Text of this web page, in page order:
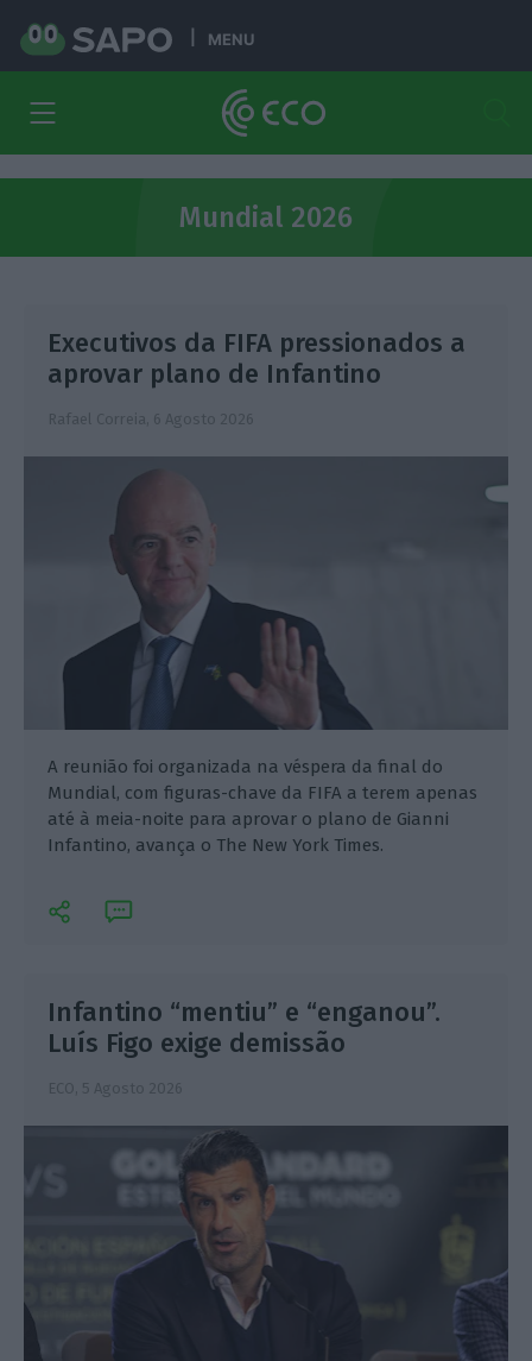
MENU
Mundial 2026
Executivos da FIFA pressionados a
aprovar plano de Infantino
Rafael Correia, 6 Agosto 2026
A reunião foi organizada na véspera da final do
Mundial, com figuras-chave da FIFA a terem apenas
até à meia-noite para aprovar o plano de Gianni
Infantino, avança o The New York Times.
Infantino “mentiu” e “enganou”.
Luís Figo exige demissão
ECO, 5 Agosto 2026